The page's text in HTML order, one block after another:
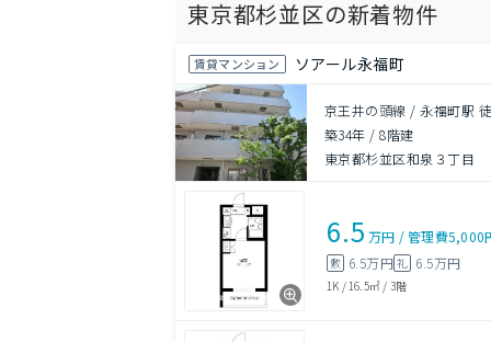
東京都杉並区の新着物件
賃貸マンション ソアール永福町
京王井の頭線 / 永福町駅
築34年 /8階建
東京都杉並区和泉３丁目
6.5 万円 /管理費5,000
敷 6.5万円礼 6.5万円
1K / 16.5㎡ / 3階